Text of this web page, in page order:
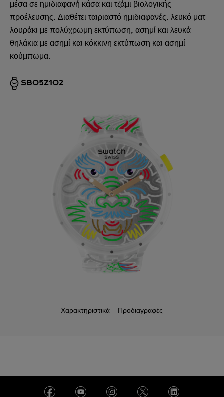
μέσα σε ημιδιαφανή κάσα και τζάμι βιολογικής
προέλευσης. Διαθέτει ταιριαστό ημιδιαφανές, λευκό ματ
λουράκι με πολύχρωμη εκτύπωση, ασημί και λευκά
θηλάκια με ασημί και κόκκινη εκτύπωση και ασημί
κούμπωμα.
SB05Z102
Χαρακτηριστικά Προδιαγραφές